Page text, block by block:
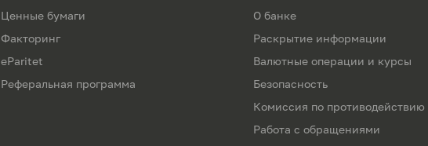
Ценные бумаги
Факторинг
eParitet
Реферальная программа
О банке
Раскрытие информации
Валютные операции и курсы
Безопасность
Комиссия по
Работа с обращениями